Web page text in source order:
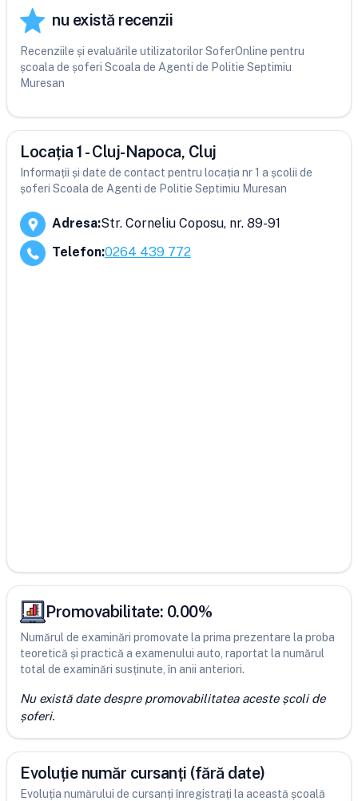
nu există recenzii
Recenziile și evaluările utilizatorilor SoferOnline pentru
școala de șoferi Scoala de Agenti de Politie Septimiu
Muresan
Locația 1 - Cluj-Napoca, Cluj
Informații și date de contact pentru locația nr 1 a școlii de
șoferi Scoala de Agenti de Politie Septimiu Muresan
Adresa:Str. Corneliu Coposu, nr. 89-91
Telefon:0264 439 772
Promovabilitate: 0.00%
Numărul de examinări promovate la prima prezentare la proba
teoretică și practică a examenului auto, raportat la numărul
total de examinări susținute, în anii anteriori.
Nu există date despre promovabilitatea aceste școli de
șoferi.
Evoluție număr cursanți (fără date)
Evoluția numărului de cursanți înregistrați la această școală